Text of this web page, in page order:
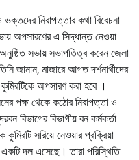
নিরাপত্তার কথা বিবেচনা
অপসারণের এ সিদ্ধান্ত নেওয়া
সভায় সভাপতিত্ব করেন জেলা
জানান, মাজারে আগত দর্শনার্থীদের
অপসারণ করা হবে ।
পক্ষ থেকে কঠোর নিরাপত্তা ও
বিভাগের বিভাগীয় বন কর্মকর্তা
কুমিরটি সরিয়ে নেওয়ার প্রক্রিয়া
দল এসেছে। তারা পরিস্থিতি